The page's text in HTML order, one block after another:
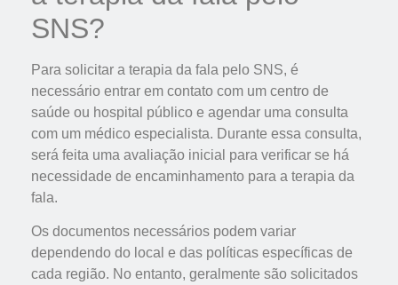
SNS?
Para solicitar a terapia da fala pelo SNS, é
necessário entrar em contato com um centro de
saúde ou hospital público e agendar uma consulta
com um médico especialista. Durante essa consulta,
será feita uma avaliação inicial para verificar se há
necessidade de encaminhamento para a terapia da
fala.
Os documentos necessários podem variar
dependendo do local e das políticas específicas de
cada região. No entanto, geralmente são solicitados